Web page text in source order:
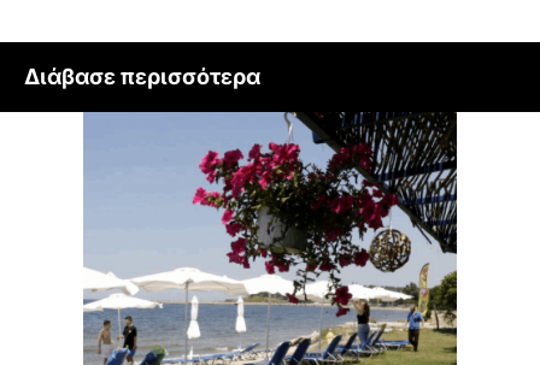
Διάβασε περισσότερα